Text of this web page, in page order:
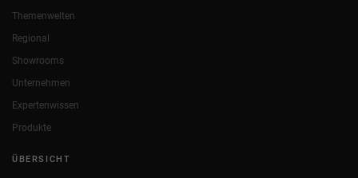
Themenwelten
Regional
Showrooms
Unternehmen
Expertenwissen
Produkte
ÜBERSICHT